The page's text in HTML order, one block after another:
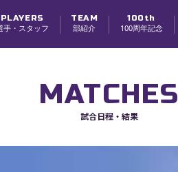
PLAYERS
手・スタッフ
TEAM
部紹介
100th
100周年記念
MATCHES
試合日程・結果